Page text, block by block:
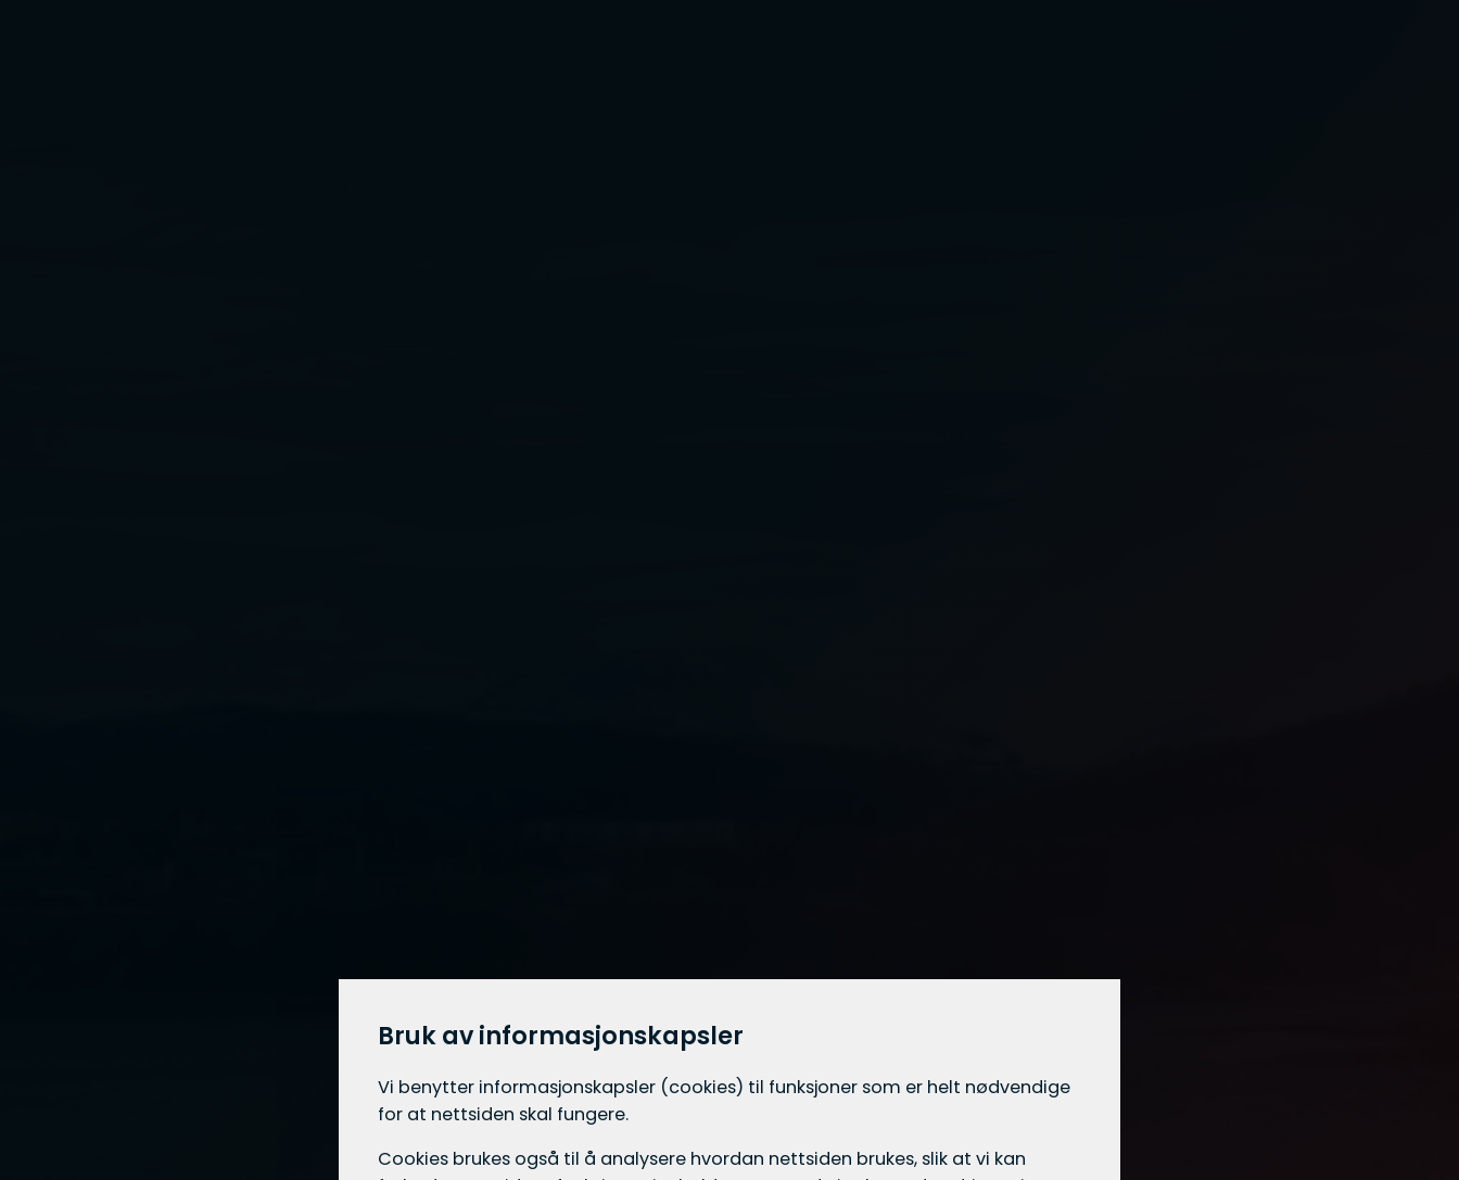
Bruk av informasjonskapsler
Vi benytter informasjons­kapsler (cookies) til funksjoner som er helt nødvendige
for at nettsiden skal fungere.
Cookies brukes også til å analysere hvordan nettsiden brukes, slik at vi kan